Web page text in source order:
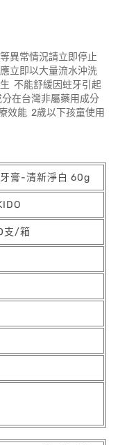
異常情況請立即停止
立即以大量流水沖洗
不能舒緩因蛀牙引起
在台灣非屬藥用成分
效能 2歲以下孩童使用
膏-清新淨白 60g
支/箱